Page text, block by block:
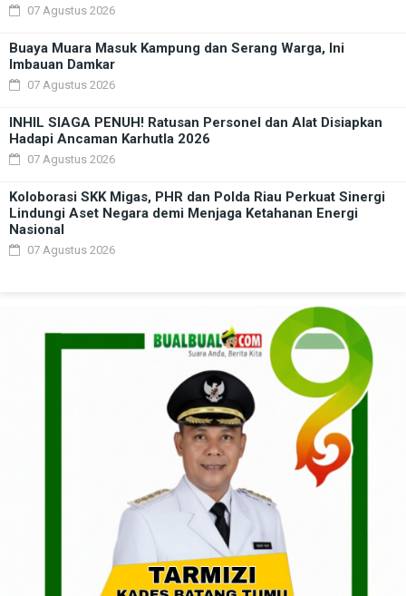
07 Agustus 2026
Buaya Muara Masuk Kampung dan Serang Warga, Ini
Imbauan Damkar
07 Agustus 2026
INHIL SIAGA PENUH! Ratusan Personel dan Alat Disiapkan
Hadapi Ancaman Karhutla 2026
07 Agustus 2026
Koloborasi SKK Migas, PHR dan Polda Riau Perkuat Sinergi
Lindungi Aset Negara demi Menjaga Ketahanan Energi
Nasional
07 Agustus 2026